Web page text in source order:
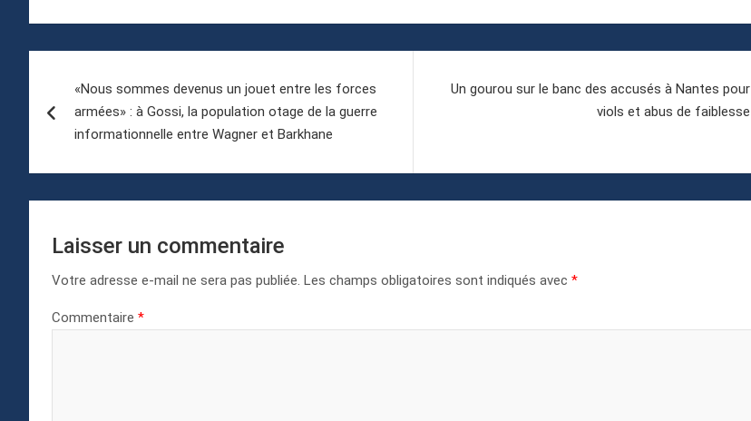
de
l’article
«Nous sommes devenus un jouet entre les forces
armées» : à Gossi, la population otage de la guerre
informationnelle entre Wagner et Barkhane
Un gourou sur le banc des accusés à Nantes pour
viols et abus de faiblesse
Laisser un commentaire
Votre adresse e-mail ne sera pas publiée. Les champs obligatoires sont indiqués avec *
Commentaire *